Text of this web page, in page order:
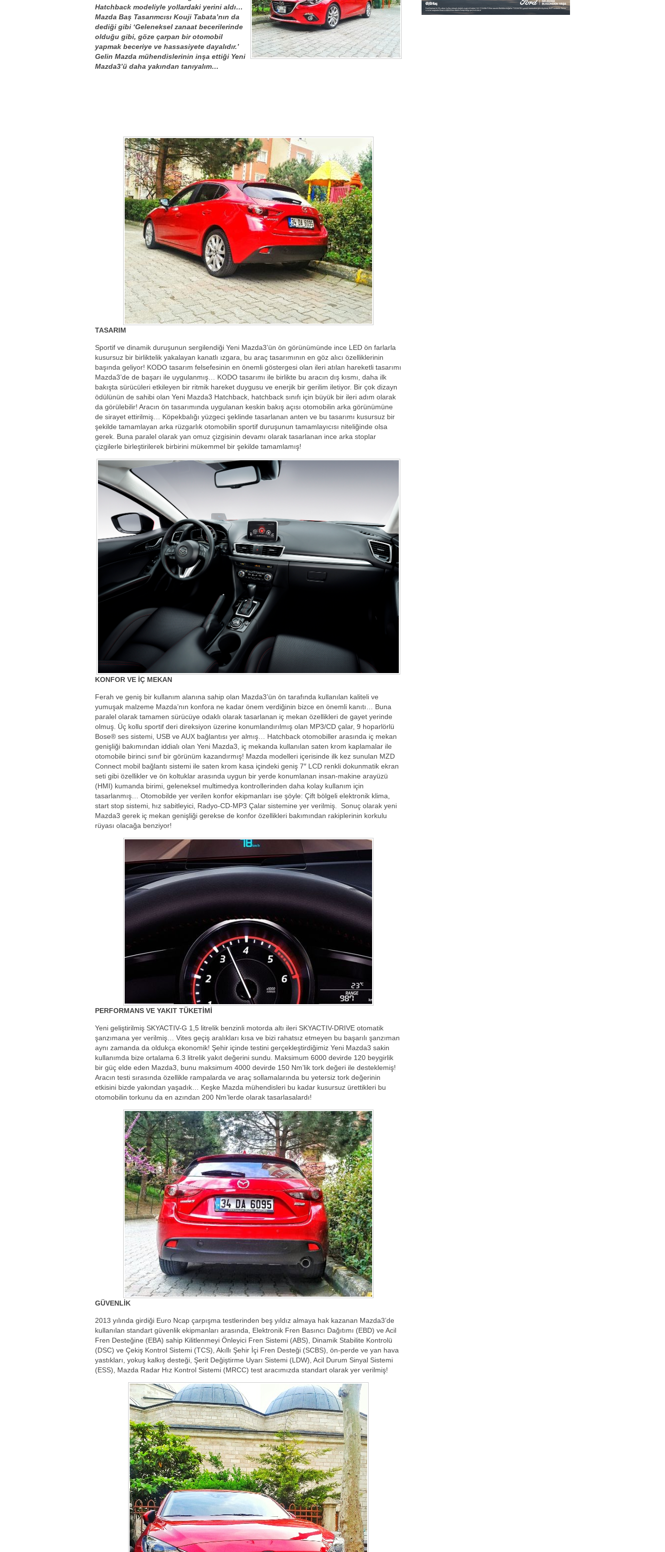
Hatchback modeliyle yollardaki yerini aldı…
Mazda Baş Tasarımcısı Kouji Tabata’nın da
dediği gibi ‘Geleneksel zanaat becerilerinde
olduğu gibi, göze çarpan bir otomobil
yapmak beceriye ve hassasiyete dayalıdır.’
Gelin Mazda mühendislerinin inşa ettiği Yeni
Mazda3’ü daha yakından tanıyalım…
TASARIM
Sportif ve dinamik duruşunun sergilendiği Yeni Mazda3’ün ön görünümünde ince LED ön farlarla
kusursuz bir birliktelik yakalayan kanatlı ızgara, bu araç tasarımının en göz alıcı özelliklerinin
başında geliyor! KODO tasarım felsefesinin en önemli göstergesi olan ileri atılan hareketli tasarımı
Mazda3’de de başarı ile uygulanmış… KODO tasarımı ile birlikte bu aracın dış kısmı, daha ilk
bakışta sürücüleri etkileyen bir ritmik hareket duygusu ve enerjik bir gerilim iletiyor. Bir çok dizayn
ödülünün de sahibi olan Yeni Mazda3 Hatchback, hatchback sınıfı için büyük bir ileri adım olarak
da görülebilir! Aracın ön tasarımında uygulanan keskin bakış açısı otomobilin arka görünümüne
de sirayet ettirilmiş… Köpekbalığı yüzgeci şeklinde tasarlanan anten ve bu tasarımı kusursuz bir
şekilde tamamlayan arka rüzgarlık otomobilin sportif duruşunun tamamlayıcısı niteliğinde olsa
gerek. Buna paralel olarak yan omuz çizgisinin devamı olarak tasarlanan ince arka stoplar
çizgilerle birleştirilerek birbirini mükemmel bir şekilde tamamlamış!
KONFOR VE İÇ MEKAN
Ferah ve geniş bir kullanım alanına sahip olan Mazda3’ün ön tarafında kullanılan kaliteli ve
yumuşak malzeme Mazda’nın konfora ne kadar önem verdiğinin bizce en önemli kanıtı… Buna
paralel olarak tamamen sürücüye odaklı olarak tasarlanan iç mekan özellikleri de gayet yerinde
olmuş. Üç kollu sportif deri direksiyon üzerine konumlandırılmış olan MP3/CD çalar, 9 hoparlörlü
Bose® ses sistemi, USB ve AUX bağlantısı yer almış… Hatchback otomobiller arasında iç mekan
genişliği bakımından iddialı olan Yeni Mazda3, iç mekanda kullanılan saten krom kaplamalar ile
otomobile birinci sınıf bir görünüm kazandırmış! Mazda modelleri içerisinde ilk kez sunulan MZD
Connect mobil bağlantı sistemi ile saten krom kasa içindeki geniş 7″ LCD renkli dokunmatik ekran
seti gibi özellikler ve ön koltuklar arasında uygun bir yerde konumlanan insan-makine arayüzü
(HMI) kumanda birimi, geleneksel multimedya kontrollerinden daha kolay kullanım için
tasarlanmış… Otomobilde yer verilen konfor ekipmanları ise şöyle: Çift bölgeli elektronik klima,
start stop sistemi, hız sabitleyici, Radyo-CD-MP3 Çalar sistemine yer verilmiş. Sonuç olarak yeni
Mazda3 gerek iç mekan genişliği gerekse de konfor özellikleri bakımından rakiplerinin korkulu
rüyası olacağa benziyor!
PERFORMANS VE YAKIT TÜKETİMİ
Yeni geliştirilmiş SKYACTIV-G 1,5 litrelik benzinli motorda altı ileri SKYACTIV-DRIVE otomatik
şanzımana yer verilmiş… Vites geçiş aralıkları kısa ve bizi rahatsız etmeyen bu başarılı şanzıman
aynı zamanda da oldukça ekonomik! Şehir içinde testini gerçekleştirdiğimiz Yeni Mazda3 sakin
kullanımda bize ortalama 6.3 litrelik yakıt değerini sundu. Maksimum 6000 devirde 120 beygirlik
bir güç elde eden Mazda3, bunu maksimum 4000 devirde 150 Nm’lik tork değeri ile desteklemiş!
Aracın testi sırasında özellikle rampalarda ve araç sollamalarında bu yetersiz tork değerinin
etkisini bizde yakından yaşadık… Keşke Mazda mühendisleri bu kadar kusursuz ürettikleri bu
otomobilin torkunu da en azından 200 Nm’lerde olarak tasarlasalardı!
GÜVENLİK
2013 yılında girdiği Euro Ncap çarpışma testlerinden beş yıldız almaya hak kazanan Mazda3’de
kullanılan standart güvenlik ekipmanları arasında, Elektronik Fren Basıncı Dağıtımı (EBD) ve Acil
Fren Desteğine (EBA) sahip Kilitlenmeyi Önleyici Fren Sistemi (ABS), Dinamik Stabilite Kontrolü
(DSC) ve Çekiş Kontrol Sistemi (TCS), Akıllı Şehir İçi Fren Desteği (SCBS), ön-perde ve yan hava
yastıkları, yokuş kalkış desteği, Şerit Değiştirme Uyarı Sistemi (LDW), Acil Durum Sinyal Sistemi
(ESS), Mazda Radar Hız Kontrol Sistemi (MRCC) test aracımızda standart olarak yer verilmiş!